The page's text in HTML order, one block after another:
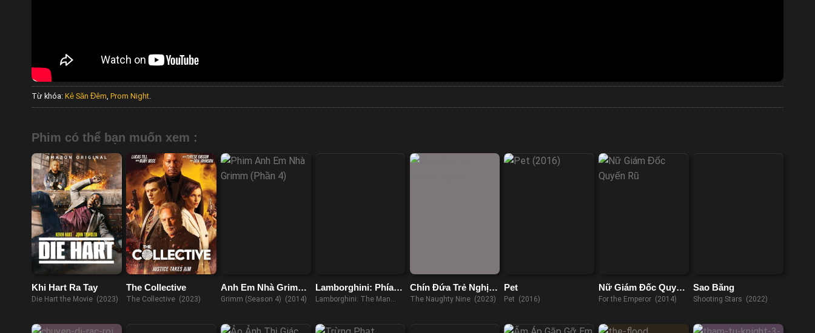
Từ khóa: Kẻ Săn Đêm Prom Night
Phim có thể bạn muốn xem :
Khi Hart Ra Tay
Die Hart the Movie (2023)
The Collective
The Collective (2023)
Anh Em Nhà Grimm
(Phần 4)
Grimm (Season 4) (2014)
Lamborghini: Phía
Sau Người Đàn Ông
Lamborghini: The Man
Chín Đứa Trẻ Nghịch
Ngợm
The Naughty Nine (2023)
Pet
Pet (2016)
Nữ Giám Đốc Quyến
Rũ
For the Emperor (2014)
Sao Băng
Shooting Stars (2022)